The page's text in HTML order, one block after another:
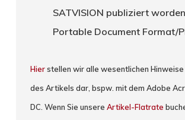
SATVISION publiziert
Portable Document Format/
Hierstellen wir alle wesentlichen Hinweise
des Artikels dar, bspw. mit dem Adobe
DC. Wenn Sie unsereArtikel-Flatrate